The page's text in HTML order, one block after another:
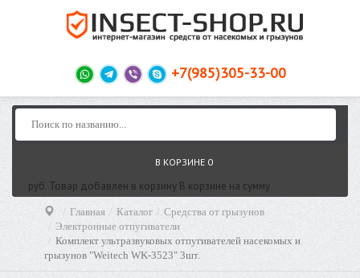
+7(985)305-33-00
В КОРЗИНЕ 0
руб. Товар добавлен в корзину В корзине на сумму
Главная Каталог
Средства от грызунов
Электронные отпугиватели
Комплект ультразвуковых отпугивателей насекомых и
грызунов "Weitech WK-3523" 3шт.